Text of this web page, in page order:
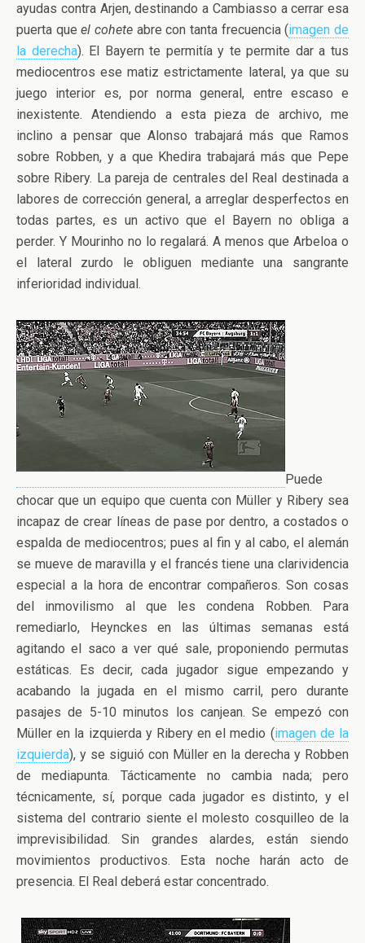
ayudas contra Arjen, destinando a Cambiasso a cerrar esa
puerta queel cohete abre con tanta frecuencia (imagen de
la derecha). El Bayern te permitía y te permite dar a tus
mediocentros ese matiz estrictamente lateral, ya que su
juego interior es, por norma general, entre escaso e
inexistente. Atendiendo a esta pieza de archivo, me
inclino a pensar que Alonso trabajará más que Ramos
sobre Robben, y a que Khedira trabajará más que Pepe
sobre Ribery. La pareja de centrales del Real destinada a
labores de corrección general, a arreglar desperfectos en
todas partes, es un activo que el Bayern no obliga a
perder. Y Mourinho no lo regalará. A menos que Arbeloa o
el lateral zurdo le obliguen mediante una sangrante
inferioridad individual.
Puede
chocar que un equipo que cuenta con Müller y Ribery sea
incapaz de crear líneas de pase por dentro, a costados o
espalda de mediocentros; pues al fin y al cabo, el alemán
se mueve de maravilla y el francés tiene una clarividencia
especial a la hora de encontrar compañeros. Son cosas
del inmovilismo al que les condena Robben. Para
remediarlo, Heynckes en las últimas semanas está
agitando el saco a ver qué sale, proponiendo permutas
estáticas. Es decir, cada jugador sigue empezando y
acabando la jugada en el mismo carril, pero durante
pasajes de 5-10 minutos los canjean. Se empezó con
Müller en la izquierda y Ribery en el medio (imagen de la
izquierda), y se siguió con Müller en la derecha y Robben
de mediapunta. Tácticamente no cambia nada; pero
técnicamente, sí, porque cada jugador es distinto, y el
sistema del contrario siente el molesto cosquilleo de la
imprevisibilidad. Sin grandes alardes, están siendo
movimientos productivos. Esta noche harán acto de
presencia. El Real deberá estar concentrado.